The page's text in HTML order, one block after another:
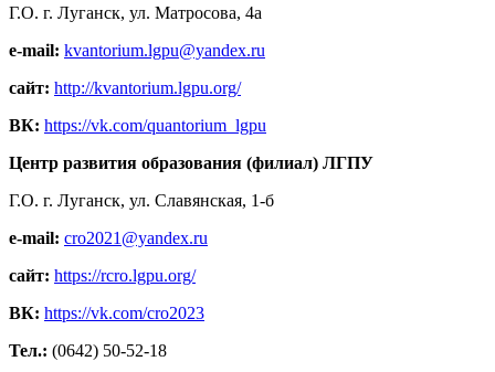
Г.О. г. Луганск, ул. Матросова, 4а
e-mail: kvantorium.lgpu@yandex.ru
сайт: http://kvantorium.lgpu.org/
ВК: https://vk.com/quantorium_lgpu
Центр развития образования (филиал) ЛГПУ
Г.О. г. Луганск, ул. Славянская, 1-б
e-mail: cro2021@yandex.ru
сайт: https://rcro.lgpu.org/
ВК: https://vk.com/cro2023
Тел.: (0642) 50-52-18